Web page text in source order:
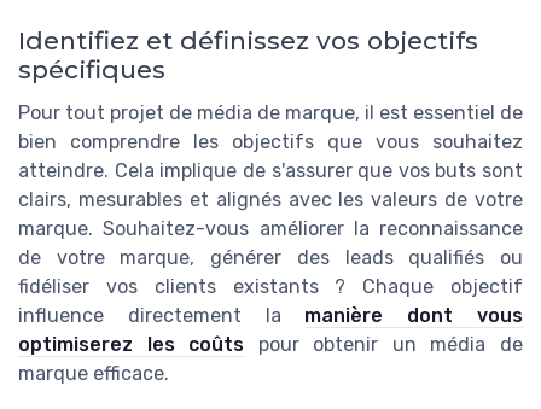
Identifiez et définissez vos objectifs
spécifiques
Pour tout projet de média de marque, il est essentiel de
bien comprendre les objectifs que vous souhaitez
atteindre. Cela implique de s'assurer que vos buts sont
clairs, mesurables et alignés avec les valeurs de votre
marque. Souhaitez-vous améliorer la reconnaissance
de votre marque, générer des leads qualifiés ou
fidéliser vos clients existants ? Chaque objectif
influence directement la manière dont vous
optimiserez les coûts pour obtenir un média de
marque efficace.